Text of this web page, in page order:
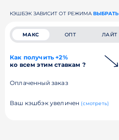
КЭШБЭК ЗАВИСИТ ОТ РЕЖИМА ВЫБРАТЬ
МАКС ОПТ ЛАЙТ
Как получить +2%
ко всем этим ставкам ?
Оплаченный заказ
Ваш кэшбэк увеличен (смотреть)